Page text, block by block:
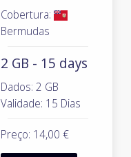
Cobertura:
Bermudas
2 GB - 15 days
Dados: 2 GB
Validade: 15 Dias
Preço: 14,00 €